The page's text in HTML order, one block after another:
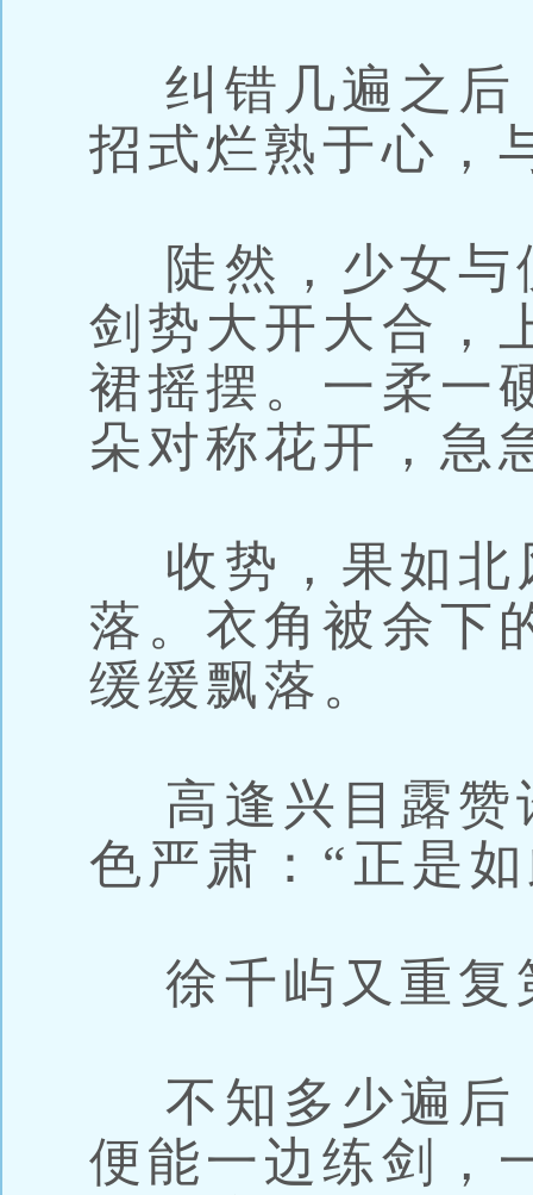
纠错几遍之后
招式烂熟于心，
陡然，少女与
剑势大开大合，
裙摇摆。一柔一
朵对称花开，急
收势，果如北
落。衣角被余下
缓缓飘落。
高逢兴目露赞
色严肃：“正是
徐千屿又重复
不知多少遍后
便能一边练剑，